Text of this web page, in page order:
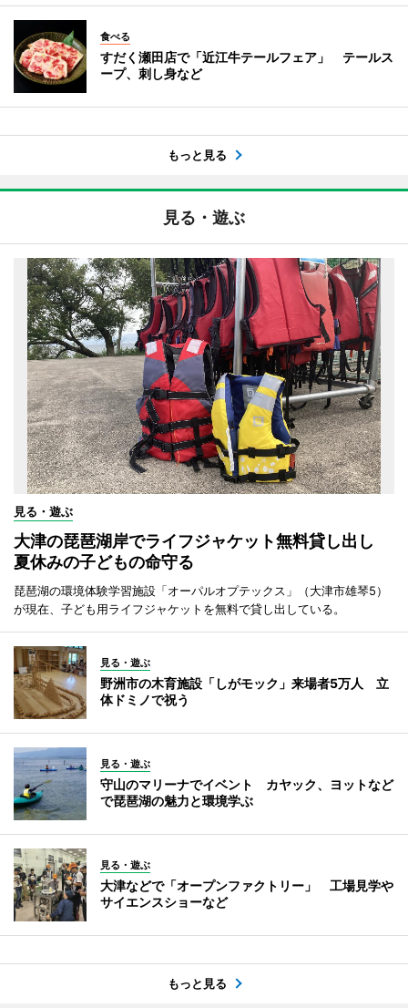
食べる
すだく瀬田店で「近江牛テールフェア」 テールス
ープ、刺し身など
もっと見る
見る・遊ぶ
見る・遊ぶ
大津の琵琶湖岸でライフジャケット無料貸し出し
夏休みの子どもの命守る
琵琶湖の環境体験学習施設「オーパルオプテックス」（大津市雄琴5）
が現在、子ども用ライフジャケットを無料で貸し出している。
見る・遊ぶ
野洲市の木育施設「しがモック」来場者5万人 立
体ドミノで祝う
見る・遊ぶ
守山のマリーナでイベント カヤック、ヨットなど
で琵琶湖の魅力と環境学ぶ
見る・遊ぶ
大津などで「オープンファクトリー」 工場見学や
サイエンスショーなど
もっと見る